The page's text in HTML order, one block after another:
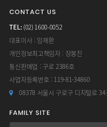
CONTACT US
TEL: (02) 1600-0052
대표이사 : 임재환
개인정보최고책임자 : 장봉진
통신판매업 : 구로 2386호
사업자등록번호 : 119-81-34860
08378 서울시 구로구 디지털로
FAMILY SITE